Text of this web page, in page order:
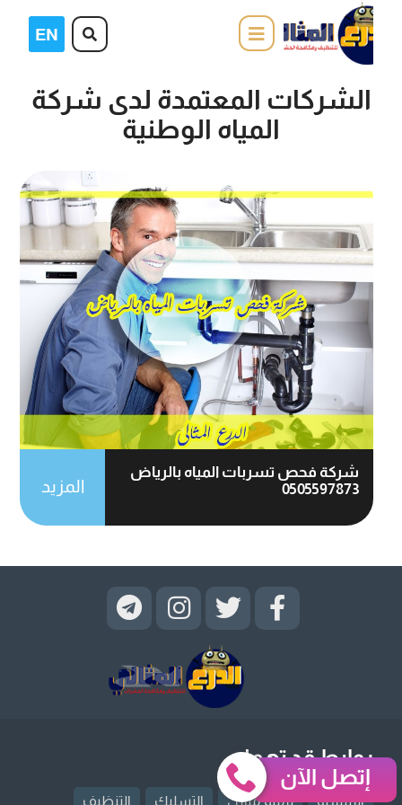
الشركات المعتمدة لدى شركة
المياه الوطنية
شركة فحص تسربات المياه بالرياض
0505597873
المزيد
روابط قد تهمك
الرئيسية ترميم منازل التسليك التنظيف
إتصل الآن